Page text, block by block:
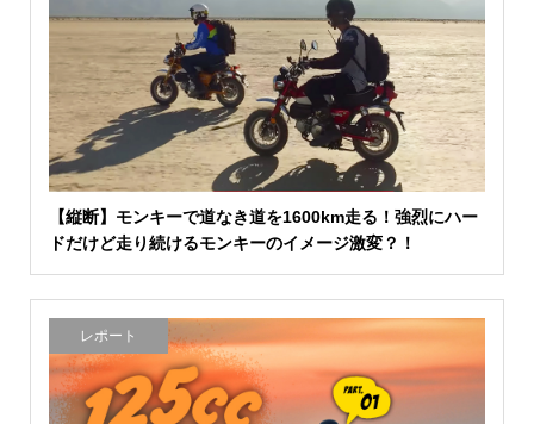
【縦断】モンキーで道なき道を1600km走る！強烈にハー
ドだけど走り続けるモンキーのイメージ激変？！
レポート